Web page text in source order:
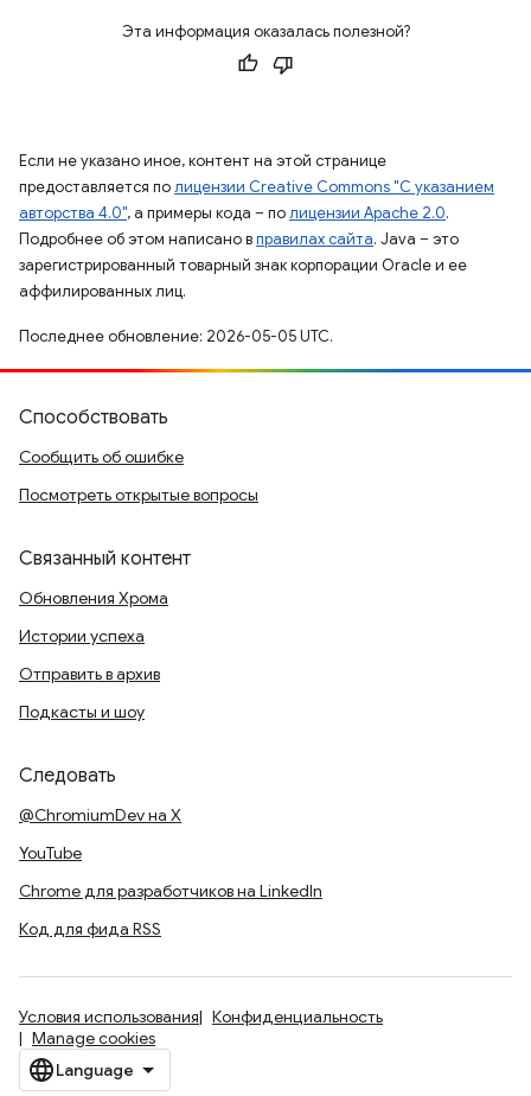
Эта информация оказалась полезной?
Если не указано иное, контент на этой странице
предоставляется полицензии Creative Commons "С указанием
авторства 4.0", а примеры кода – полицензии Apache 2.0.
Подробнее об этом написано вправилах сайта. Java – это
зарегистрированный товарный знак корпорации Oracle и ее
аффилированных лиц.
Последнее обновление: 2026-05-05 UTC.
Способствовать
Сообщить об ошибке
Посмотреть открытые вопросы
Связанный контент
Обновления Хрома
Истории успеха
Отправить в архив
Подкасты и шоу
Следовать
@ChromiumDev на X
YouTube
Chrome для разработчиков на LinkedIn
Код для фида RSS
Условия использования
Конфиденциальность
Manage cookies